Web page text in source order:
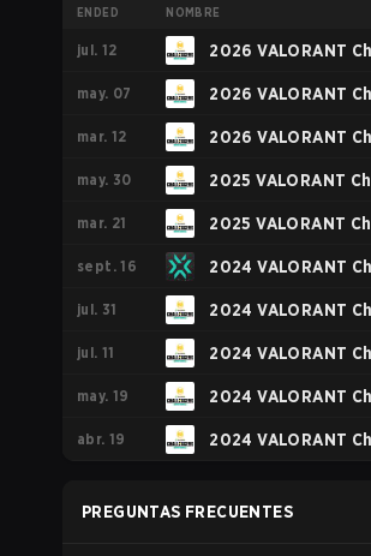
ENDED NOMBRE
jul. 12 2026 VALORANT Challengers North
America: Stage 3
may. 07 2026 VALORANT
America: Stage 2
mar. 12 2026 VALORANT
America: Stage 1
may. 30 2025 VALORANT
America: Stage 2
mar. 21 2025 VALORANT
America: Stage 1
sept. 16 2024 VALORANT
Americas
jul. 31 2024 VALORANT
America Playoffs
jul. 11 2024 VALORANT
America Split 2
may. 19 2024 VALORANT
America: Mid-
abr. 19 2024 VALORANT
PREGUNTAS FRECUENTES